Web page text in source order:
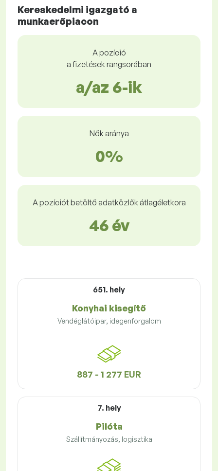
Kereskedelmi igazgató a
munkaerőpiacon
A pozíció
a fizetések rangsorában
a/az 6-ik
Nők aránya
0%
A pozíciót betöltő adatközlők átlagéletkora
46 év
651. hely
Konyhai kisegítő
Vendéglátóipar, idegenforgalom
887 - 1 277 EUR
7. hely
Pilóta
Szállítmányozás, logisztika